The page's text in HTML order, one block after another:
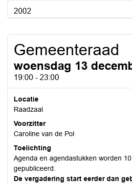
2002
Gemeenteraad
woensdag 13
19:00 - 23:00
Locatie
Raadzaal
Voorzitter
Caroline van de Pol
Toelichting
Agenda en agendastukken worden
gepubliceerd.
De vergadering start eerder dan